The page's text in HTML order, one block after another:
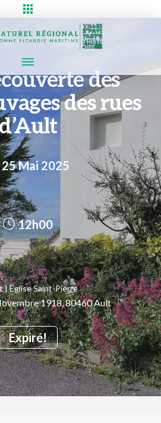
des
des rues
25 Mai 2025
Expiré!
12h00
| Église Saint-Pierre
1918, 80460 Ault